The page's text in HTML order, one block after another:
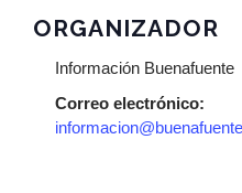
ORGANIZADOR
Información Buenafuente
Correo electrónico: